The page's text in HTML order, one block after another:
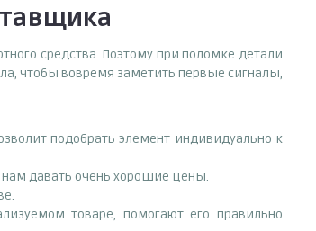
средства. Поэтому при поломке детали
чтобы вовремя заметить первые сигналы,
подобрать элемент индивидуально к
нам давать очень хорошие цены.
товаре, помогают его правильно